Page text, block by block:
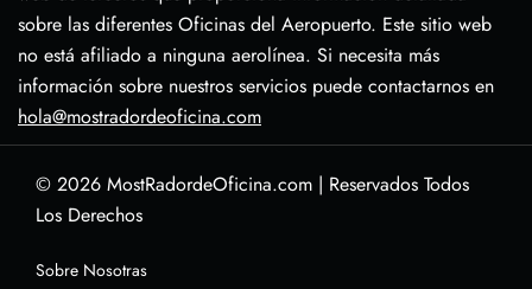
sobre las diferentes Oficinas del Aeropuerto. Este sitio web
no está afiliado a ninguna aerolínea. Si necesita más
información sobre nuestros servicios puede contactarnos en
hola@mostradordeoficina.com
© 2026 MostRadordeOficina.com | Reservados Todos
Los Derechos
Sobre Nosotras